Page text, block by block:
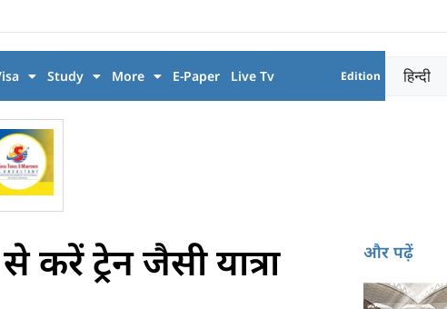
Study More E-Paper Live Tv Edition
ट्रेन जैसी यात्रा और पढ़ें